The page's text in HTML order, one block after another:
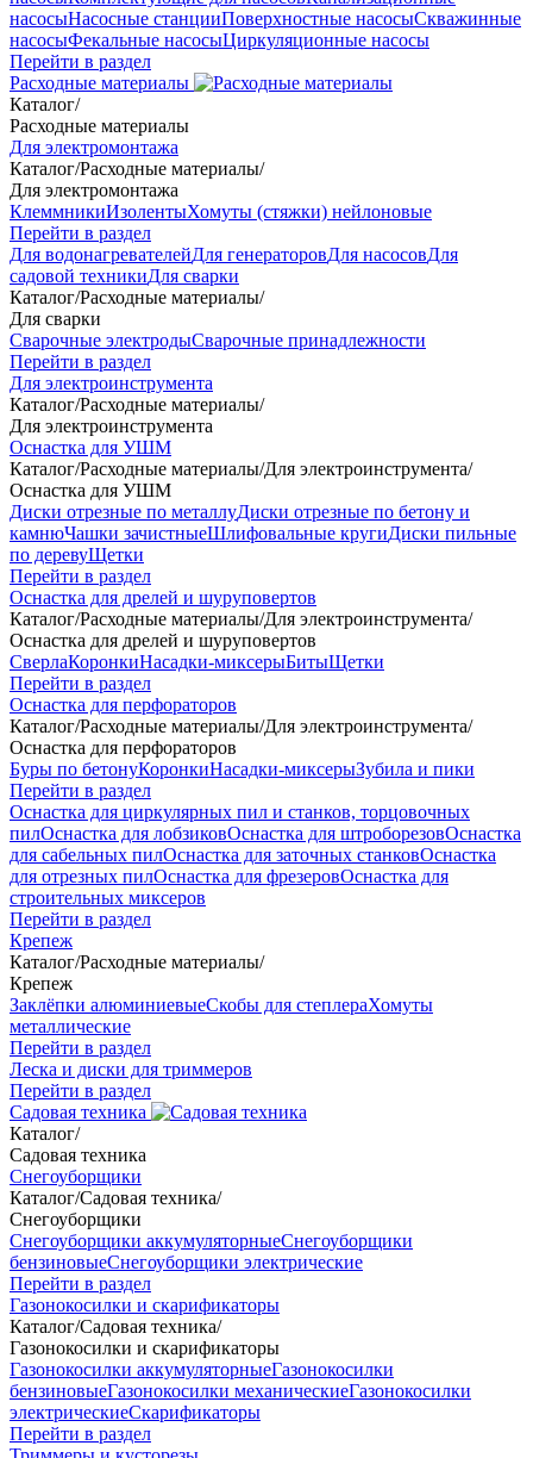
насосыНасосные станцииПоверхностные насосыСкважинные
насосыФекальные насосыЦиркуляционные насосы
Перейти в раздел
Расходные материалы
Каталог/
Расходные материалы
Для электромонтажа
Каталог/Расходные материалы/
Для электромонтажа
КлеммникиИзолентыХомуты (стяжки) нейлоновые
Перейти в раздел
Для водонагревателейДля генераторовДля насосовДля
садовой техникиДля сварки
Каталог/Расходные материалы/
Для сварки
Сварочные электродыСварочные принадлежности
Перейти в раздел
Для электроинструмента
Каталог/Расходные материалы/
Для электроинструмента
Оснастка для УШМ
Каталог/Расходные материалы/Для электроинструмента/
Оснастка для УШМ
Диски отрезные по металлуДиски отрезные по бетону и
камнюЧашки зачистныеШлифовальные кругиДиски пильные
по деревуЩетки
Перейти в раздел
Оснастка для дрелей и шуруповертов
Каталог/Расходные материалы/Для электроинструмента/
Оснастка для дрелей и шуруповертов
СверлаКоронкиНасадки-миксерыБитыЩетки
Перейти в раздел
Оснастка для перфораторов
Каталог/Расходные материалы/Для электроинструмента/
Оснастка для перфораторов
Буры по бетонуКоронкиНасадки-миксерыЗубила и пики
Перейти в раздел
Оснастка для циркулярных пил и станков, торцовочных
пилОснастка для лобзиковОснастка для штроборезовОснастка
для сабельных пилОснастка для заточных станковОснастка
для отрезных пилОснастка для фрезеровОснастка для
строительных миксеров
Перейти в раздел
Крепеж
Каталог/Расходные материалы/
Крепеж
Заклёпки алюминиевыеСкобы для степлераХомуты
металлические
Перейти в раздел
Леска и диски для триммеров
Перейти в раздел
Садовая техника
Каталог/
Садовая техника
Снегоуборщики
Каталог/Садовая техника/
Снегоуборщики
Снегоуборщики аккумуляторныеСнегоуборщики
бензиновыеСнегоуборщики электрические
Перейти в раздел
Газонокосилки и скарификаторы
Каталог/Садовая техника/
Газонокосилки и скарификаторы
Газонокосилки аккумуляторныеГазонокосилки
бензиновыеГазонокосилки механическиеГазонокосилки
электрическиеСкарификаторы
Перейти в раздел